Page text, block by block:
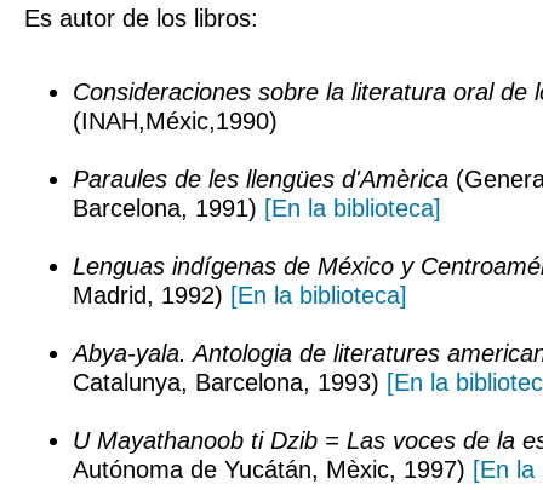
Es autor de los libros:
Consideraciones sobre la literatura oral de
(INAH,Méxic,1990)
Paraules de les llengües d'Amèrica
Barcelona, 1991) [En la biblioteca]
Lenguas indígenas de México y
Madrid, 1992) [En la biblioteca]
Abya-yala. Antologia de literatures
Catalunya, Barcelona, 1993) [En la
U Mayathanoob ti Dzib = Las voces de la
Autónoma de Yucátán, Mèxic, 1997) [En la